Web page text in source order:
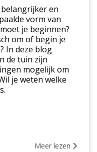
en
vorm van
je beginnen?
om of begin je
In deze blog
de tuin zijn
mogelijk om
je weten welke
Meer lezen